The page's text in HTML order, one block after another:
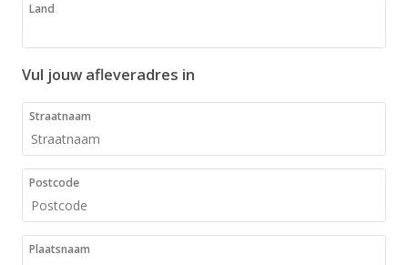
Land
Vul jouw afleveradres in
Straatnaam
Postcode
Plaatsnaam